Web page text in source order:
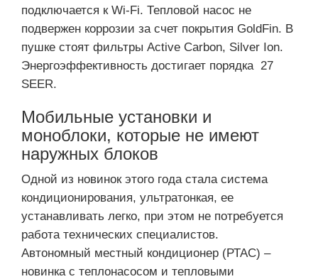
подключается к Wi-Fi. Тепловой насос не
подвержен коррозии за счет покрытия GoldFin. В
пушке стоят фильтры Active Carbon, Silver Ion.
Энергоэффективность достигает порядка 27
SEER.
Мобильные установки и
моноблоки, которые не имеют
наружных блоков
Одной из новинок этого года стала система
кондиционирования, ультратонкая, ее
устанавливать легко, при этом не потребуется
работа технических специалистов.
Автономный местный кондиционер (РТАС) –
новинка с теплонасосом и тепловыми